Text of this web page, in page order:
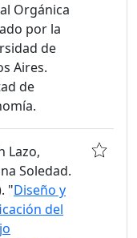
Orgánica
por la
de
Aires.
de
Lazo,
Soledad.
"Diseño y
del